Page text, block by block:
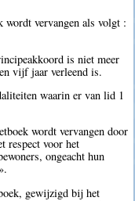
vervangen als volgt :
is niet meer
vijf jaar verleend is.
waarin er van lid 1
wordt vervangen door
respect voor het
ongeacht hun
gewijzigd bij het